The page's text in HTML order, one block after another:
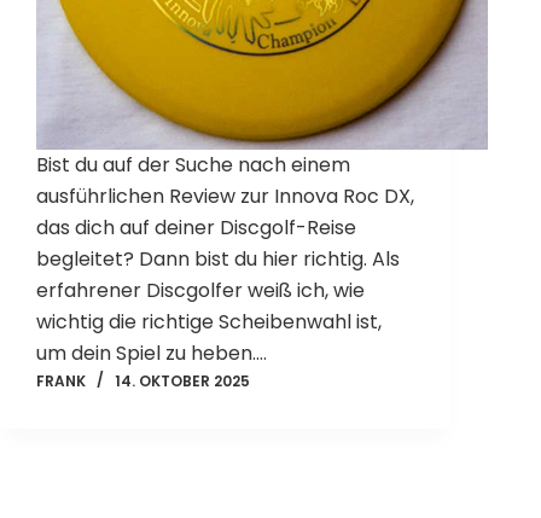
Bist du auf der Suche nach einem
ausführlichen Review zur Innova Roc DX,
das dich auf deiner Discgolf-Reise
begleitet? Dann bist du hier richtig. Als
erfahrener Discgolfer weiß ich, wie
wichtig die richtige Scheibenwahl ist,
um dein Spiel zu heben.…
FRANK 14. OKTOBER 2025